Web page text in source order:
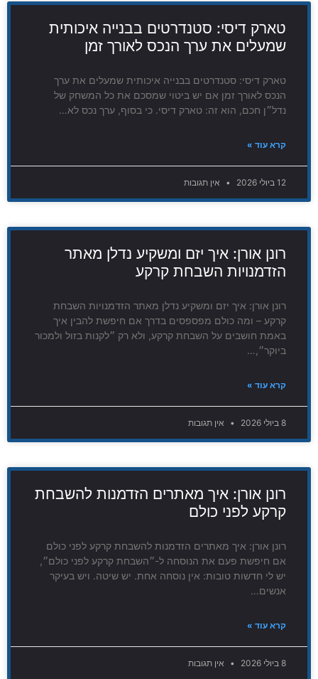
טארק דיסי: סטנדרטים בבנייה איכותית
שמעלים את ערך הנכס לאורך זמן
טארק דיסי: סטנדרטים בבנייה איכותית שמעלים את ערך
הנכס לאורך זמן אם יש ביטוי שמסכם את כל המשחק של
נדל״ן חכם, הוא זה: טארק דיסי. כי בסוף, ערך נכס לא…
קרא עוד »
12 ביולי 2026 אין תגובות
רונן אורן: איך יזם ומשקיע נדלן מאתר
הזדמנויות השבחת קרקע
רונן אורן: איך יזם ומשקיע נדלן מאתר הזדמנויות השבחת
קרקע – ומה כולם מפספסים בדרך אם חיפשת להבין איך
באמת חושבים על השבחת קרקע, ולא רק ״לקנות בזול ולמכור
ביוקר״,…
קרא עוד »
8 ביולי 2026 אין תגובות
רונן אורן: איך מאתרים הזדמנות להשבחת
קרקע לפני כולם
רונן אורן: איך מאתרים הזדמנות להשבחת קרקע לפני כולם
אם חיפשת פעם את הנוסחה ל-״השבחת קרקע לפני כולם״,
יש לי חדשות טובות: אין נוסחה אחת. יש שיטה. ויש בעיקר
אנשים…
קרא עוד »
8 ביולי 2026 אין תגובות